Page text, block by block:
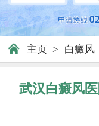
主页 > 白癜风
武汉白癜风